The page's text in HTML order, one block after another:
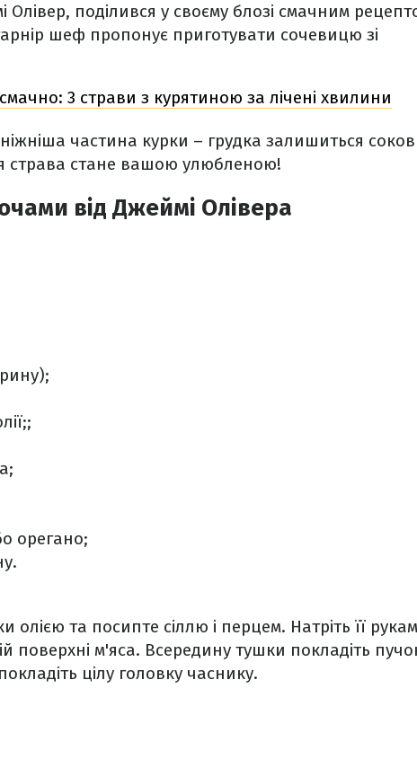
поділився у своєму блозі смачним
шеф пропонує приготувати сочевицю зі
3 страви з курятиною за лічені хвилини
частина курки – грудка залишиться
страва стане вашою улюбленою!
від Джеймі Олівера
орегано;
олією та посипте сіллю і перцем. Натріть її
поверхні м'яса. Всередину тушки покладіть
цілу головку часнику.